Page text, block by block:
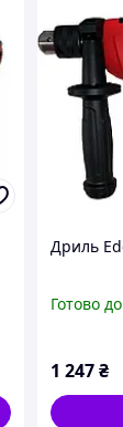
Дриль
Готово
1 247₴